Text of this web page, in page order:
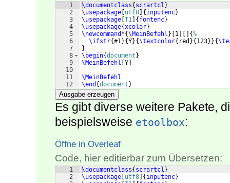
1
2
3
4
5
6
7
8
9
10
11
12
\documentclass{ scrartcl }
\usepackage utf8 { inputenc}
\usepackage T1 { fontenc}
\usepackage{xcolor}
\newcommand *{\MeinBefehl } 1 {%
\ifstr{#1}{Y}{\textcolor{ red }{ 123}}{
}
\begin{document }
\MeinBefehl Y
\MeinBefehl
\end {document }
Ausgabe erzeugen
Es gibt diverse weitere Pakete,
beispielsweise etoolbox:
Öffne in Overleaf
Code, hier editierbar zum Übersetzen:
1
2
\documentclass{ scrartcl }
\usepackage utf8 { inputenc}